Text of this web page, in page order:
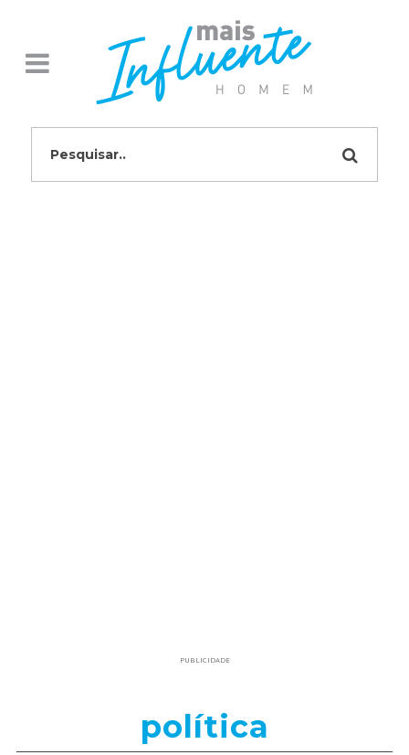
PUBLICIDADE
política